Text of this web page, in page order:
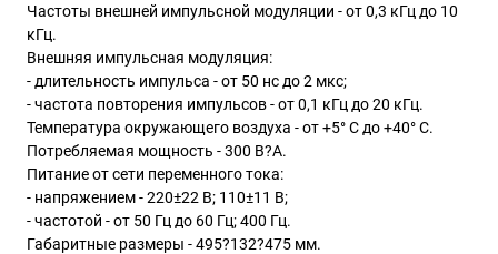
Частоты внешней импульсной модуляции - от 0,3 кГц до 10
кГц.
Внешняя импульсная модуляция:
- длительность импульса - от 50 нс до 2 мкс;
- частота повторения импульсов - от 0,1 кГц до 20 кГц.
Температура окружающего воздуха - от +5° С до +40° С.
Потребляемая мощность - 300 В?А.
Питание от сети переменного тока:
- напряжением - 220±22 В; 110±11 В;
- частотой - от 50 Гц до 60 Гц; 400 Гц.
Габаритные размеры - 495?132?475 мм.